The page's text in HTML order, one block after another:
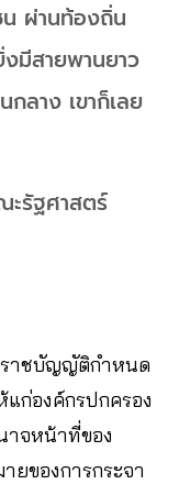
น ผ่านท้องถิ่น
งมีสายพานยาว
ลาง เขาก็เลย
ะรัฐศาสตร์
ราชบัญญัติกำหนด
ก่องค์กรปกครอง
าจหน้าที่ของ
ยของการกระจา